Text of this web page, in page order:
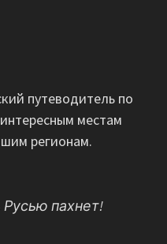
путеводитель по
местам
регионам.
Русью пахнет!